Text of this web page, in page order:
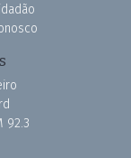
92.3